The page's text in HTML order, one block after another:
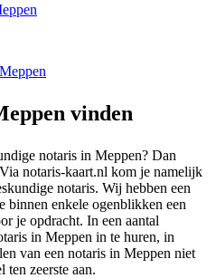
vinden
notaris in Meppen? Dan
notaris-kaart.nl kom je namelijk
notaris. Wij hebben een
enkele ogenblikken een
je opdracht. In een aantal
in Meppen in te huren, in
van een notaris in Meppen niet
zeerste aan.